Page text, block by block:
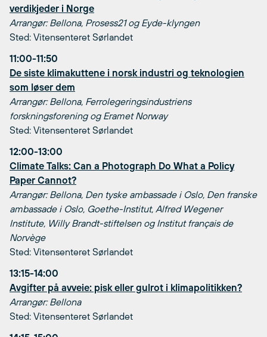
verdikjeder i Norge
Arrangør: Bellona, Prosess21 og Eyde-klyngen
Sted: Vitensenteret Sørlandet
11:00-11:50
De siste klimakuttene i norsk industri og teknologien
som løser dem
Arrangør: Bellona, Ferrolegeringsindustriens
forskningsforening og Eramet Norway
Sted: Vitensenteret Sørlandet
12:00-13:00
Climate Talks: Can a Photograph Do What a Policy
Paper Cannot?
Arrangør: Bellona, Den tyske ambassade i Oslo, Den franske
ambassade i Oslo, Goethe-Institut, Alfred Wegener
Institute, Willy Brandt-stiftelsen og Institut français de
Norvège
Sted: Vitensenteret Sørlandet
13:15-14:00
Avgifter på avveie: pisk eller gulrot i klimapolitikken?
Arrangør: Bellona
Sted: Vitensenteret Sørlandet